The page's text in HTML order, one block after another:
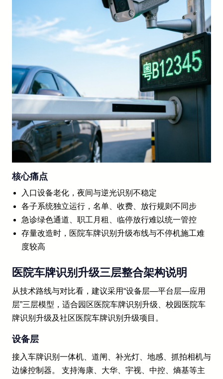
核心痛点
入口设备老化，夜间与逆光识别不稳定
各子系统独立运行，名单、收费、放行规则不同步
急诊绿色通道、职工月租、临停放行难以统一管控
存量改造时，医院车牌识别升级布线与不停机施工难
度较高
医院车牌识别升级三层整合架构说明
从技术路线与对比看，建议采用“设备层—平台层—应用
层”三层模型，适合园区医院车牌识别升级、校园医院车
牌识别升级及社区医院车牌识别升级项目。
设备层
接入车牌识别一体机、道闸、补光灯、地感、抓拍相机与
边缘控制器。 支持海康、大华、宇视、中控、熵基等主